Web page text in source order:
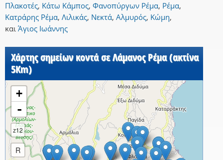
Πλακοτές, Κάτω Κάμπος, Φανοπύργων Ρέμα, Ρέμα,
Κατράρης Ρέμα, Λιλικάς, Νεκτά, Αλμυρός, Κώμη,
και Άγιος Ιωάννης
Χάρτης σημείων κοντά σε Λάμανος Ρέμα (ακτίνα
5Km)
+
-
z12
R